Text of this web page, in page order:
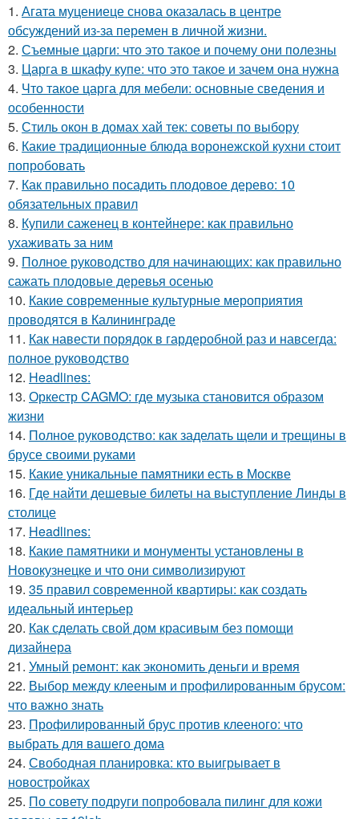
1. Агата муцениеце снова оказалась в центре
обсуждений из-за перемен в личной жизни.
2. Съемные царги: что это такое и почему они полезны
3. Царга в шкафу купе: что это такое и зачем она нужна
4. Что такое царга для мебели: основные сведения и
особенности
5. Стиль окон в домах хай тек: советы по выбору
6. Какие традиционные блюда воронежской кухни стоит
попробовать
7. Как правильно посадить плодовое дерево: 10
обязательных правил
8. Купили саженец в контейнере: как правильно
ухаживать за ним
9. Полное руководство для начинающих: как правильно
сажать плодовые деревья осенью
10. Какие современные культурные мероприятия
проводятся в Калининграде
11. Как навести порядок в гардеробной раз и навсегда:
полное руководство
12. Headlines:
13. Оркестр CAGMO: где музыка становится образом
жизни
14. Полное руководство: как заделать щели и трещины в
брусе своими руками
15. Какие уникальные памятники есть в Москве
16. Где найти дешевые билеты на выступление Линды в
столице
17. Headlines:
18. Какие памятники и монументы установлены в
Новокузнецке и что они символизируют
19. 35 правил современной квартиры: как создать
идеальный интерьер
20. Как сделать свой дом красивым без помощи
дизайнера
21. Умный ремонт: как экономить деньги и время
22. Выбор между клееным и профилированным брусом:
что важно знать
23. Профилированный брус против клееного: что
выбрать для вашего дома
24. Свободная планировка: кто выигрывает в
новостройках
25. По совету подруги попробовала пилинг для кожи